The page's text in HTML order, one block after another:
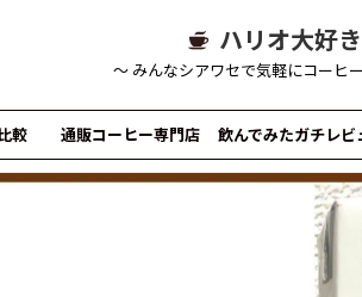
ハリオ大好き
～ みんなシアワセで気軽にコーヒ
較 通販コーヒー専門店 飲んでみたガチレビ